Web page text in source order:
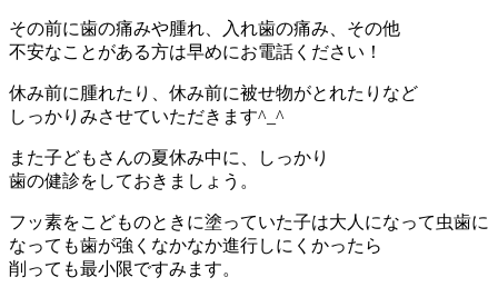
その前に歯の痛みや腫れ、入れ歯の痛み、その他
不安なことがある方は早めにお電話ください！
休み前に腫れたり、休み前に被せ物がとれたりなど
しっかりみさせていただきます^_^
また子どもさんの夏休み中に、しっかり
歯の健診をしておきましょう。
フッ素をこどものときに塗っていた子は大人になって虫歯に
なっても歯が強くなかなか進行しにくかったら
削っても最小限ですみます。